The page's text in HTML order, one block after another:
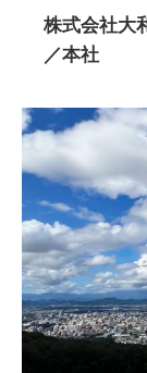
株式会社大
／本社